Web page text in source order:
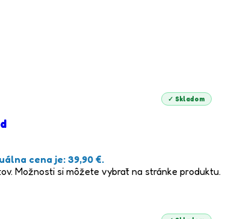
✓ Skladom
cena je: 39,90 €.
Možnosti si môžete vybrať na stránke produktu.